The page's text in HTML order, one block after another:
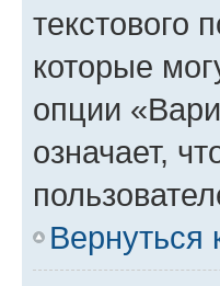
текстового
которые
опции
означает,
Вернуться